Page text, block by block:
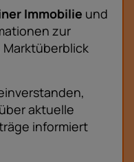
Immobilie und
zur
aktuelle
informiert